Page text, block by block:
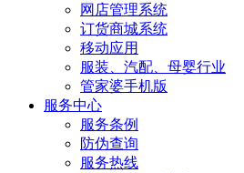
网店管理系统
订货商城系统
移动应用
服装、汽配、母婴行业
管家婆手机版
服务中心
服务条例
防伪查询
服务热线